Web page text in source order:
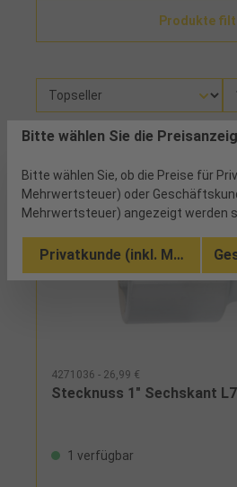
Produkte
Es wurden 1 Artikel gefunden
4271036 - 26,99 €
Stecknuss 1" Sechskant
1 verfügbar
Bitte wählen Sie die
Bitte wählen Sie, ob die Preise für
Mehrwertsteuer) oder
Mehrwertsteuer) angezeigt werden
Privatkunde (inkl. MwSt.)